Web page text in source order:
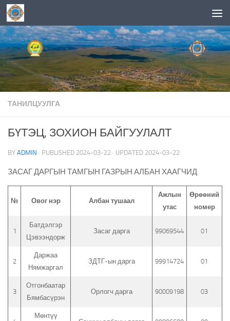
Skip to content
ТАНИЛЦУУЛГА
БҮТЭЦ, ЗОХИОН БАЙГУУЛАЛТ
BY ADMIN · PUBLISHED 2024-03-22 · UPDATED 2024-03-22
ЗАСАГ ДАРГЫН ТАМГЫН ГАЗРЫН АЛБАН ХААГЧИД
№ Овог нэр Албан тушаал
Ажлын
утас
Өрөөний
номер
1
Батдэлгэр
Цэвээндорж
Засаг дарга 99069544 01
2
Даржаа
Нямжаргал
ЗДТГ-ын дарга 99914724 01
3
Отгонбаатар
Бямбасүрэн
Орлогч дарга 90009198 03
Мөнтүү